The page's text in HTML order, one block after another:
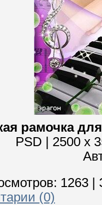
рамочка
PSD | 2500 x
1263
(0)